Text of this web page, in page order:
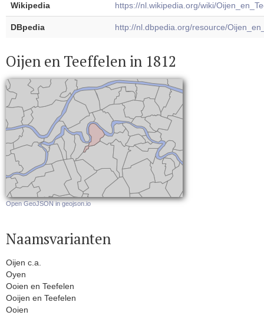
Wikipedia https://nl.wikipedia.org/wiki/
DBpedia http://nl.dbpedia.org/resource/
Oijen en Teeffelen in 1812
Open GeoJSON in geojson.io
Naamsvarianten
Oijen c.a.
Oyen
Ooien en Teefelen
Ooijen en Teefelen
Ooien